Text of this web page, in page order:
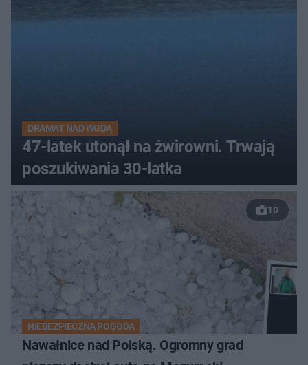
DRAMAT NAD WODĄ
47-latek utonął na żwirowni. Trwają
poszukiwania 30-latka
10
NIEBEZPIECZNA POGODA
Nawałnice nad Polską. Ogromny grad